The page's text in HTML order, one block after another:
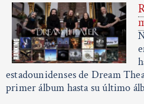
estadounidenses de Dream
primer álbum hasta su último